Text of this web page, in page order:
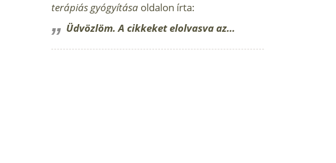
terápiás gyógyítása oldalon írta:
Üdvözlöm. A cikkeket elolvasva az…